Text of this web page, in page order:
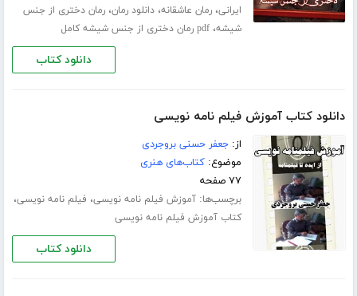
ایرانی،رمان عاشقانه،دانلود رمان،رمان دختری از جنس
شیشه،pdf رمان دختری از جنس شیشه کامل
دانلود کتاب
دانلود کتاب آموزش فیلم نامه نویسی
از:جعفر حسنی بروجردی
موضوع:کتاب‌های هنری
۷۷ صفحه
برچسب‌ها:آموزش فیلم نامه نویسی، فیلم نامه نویسی،
کتاب آموزش فیلم نامه نویسی
دانلود کتاب